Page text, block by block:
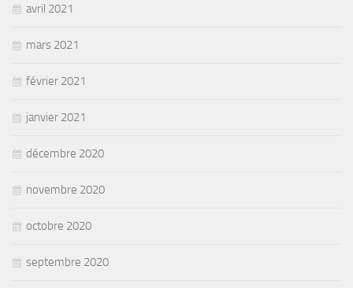
avril 2021
mars 2021
février 2021
janvier 2021
décembre 2020
novembre 2020
octobre 2020
septembre 2020